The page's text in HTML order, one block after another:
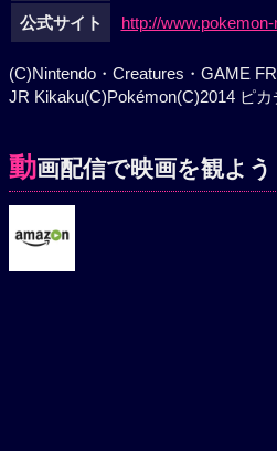
公式サイト http://
(C)Nintendo・Creatures・GAME
JR Kikaku(C)Pokémon(C)2014 ピ
動画配信で映画を観よう